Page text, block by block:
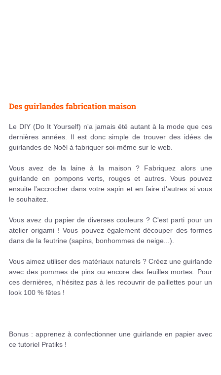
Des guirlandes fabrication maison
Le DIY (Do It Yourself) n'a jamais été autant à la mode que ces
dernières années. Il est donc simple de trouver des idées de
guirlandes de Noël à fabriquer soi-même sur le web.
Vous avez de la laine à la maison ? Fabriquez alors une
guirlande en pompons verts, rouges et autres. Vous pouvez
ensuite l'accrocher dans votre sapin et en faire d'autres si vous
le souhaitez.
Vous avez du papier de diverses couleurs ? C'est parti pour un
atelier origami ! Vous pouvez également découper des formes
dans de la feutrine (sapins, bonhommes de neige...).
Vous aimez utiliser des matériaux naturels ? Créez une guirlande
avec des pommes de pins ou encore des feuilles mortes. Pour
ces dernières, n'hésitez pas à les recouvrir de paillettes pour un
look 100 % fêtes !
Bonus : apprenez à confectionner une guirlande en papier avec
ce tutoriel Pratiks !